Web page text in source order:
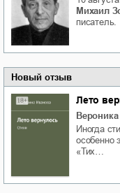
Михаил
писатель.
Новый отзыв
Лето
Иногда
особенно
«Тих…